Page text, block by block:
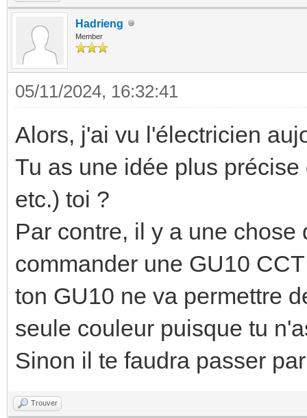
Hadrieng
Member
05/11/2024, 16:32:41
Alors, j'ai vu l'électricien
Tu as une idée plus
etc.) toi ?
Par contre, il y a une
commander une GU10
ton GU10 ne va permettre
seule couleur puisque tu
Sinon il te faudra passer
Trouver